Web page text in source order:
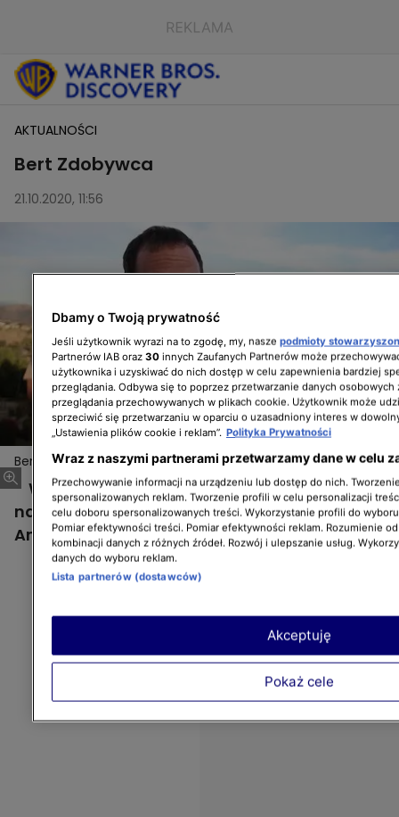
AKTUALNOŚCI
Bert Zdobywca
21.10.2020, 11:56
Bert Kreischer w programie Bert Zdobywca
W tym sezonie Bert bierze udział w
najweselszych zabawach i grach, jakie
Ameryka ma do zaoferowania.
Dbamy o Twoją prywatność
Jeśli użytkownik wyrazi na to zgodę, my, nasze podmioty
Partnerów IAB oraz 30 innych Zaufanych Partnerów może
użytkownika i uzyskiwać do nich dostęp w celu zapewnienia bardziej
przeglądania. Odbywa się to poprzez przetwarzanie danych osobowych
przeglądania przechowywanych w plikach cookie. Użytkownik może
sprzeciwić się przetwarzaniu w oparciu o uzasadniony interes w
„Ustawienia plików cookie i reklam”. Polityka Prywatności
Wraz z naszymi partnerami przetwarzamy dane w celu
Przechowywanie informacji na urządzeniu lub dostęp do nich.
spersonalizowanych reklam. Tworzenie profili w celu personalizacji
celu doboru spersonalizowanych treści. Wykorzystanie profili do
Pomiar efektywności treści. Pomiar efektywności reklam. Rozumienie
kombinacji danych z różnych źródeł. Rozwój i ulepszanie usług.
danych do wyboru reklam.
Lista partnerów (dostawców)
Pokaż cele
Akceptuję